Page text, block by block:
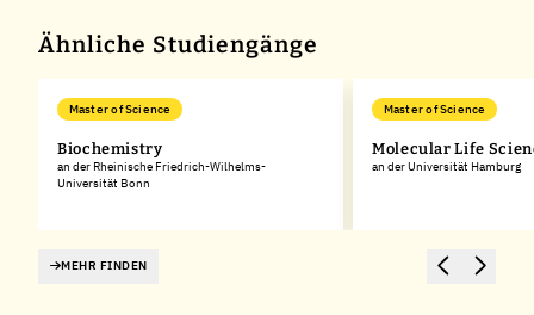
Ähnliche Studiengänge
Master of Science
Biochemistry
an der Rheinische Friedrich-Wilhelms-
Universität Bonn
Master of Science
Molecular Life
an der Universität Hamburg
MEHR FINDEN